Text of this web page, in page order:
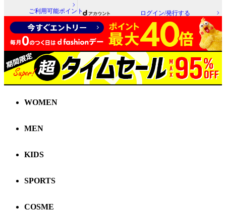
ご利用可能ポイント ログイン/発行する
WOMEN
MEN
KIDS
SPORTS
COSME